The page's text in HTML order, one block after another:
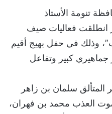
تنومة الأستاذ
انطلقت فعاليات صيف
وذلك في حفل بهيج أقيم
كبير وتفاعل
المتألق سلمان بن زاهر
العذب محمد بن فهران،